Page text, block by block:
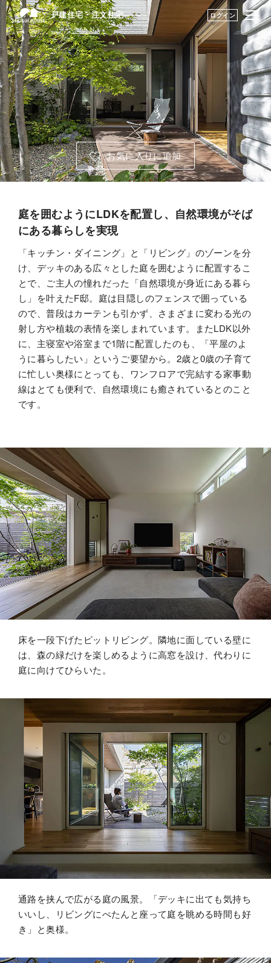
戸建住宅・注文住宅 ログイン
戸建住宅・注文住宅
はじめての家づくり
展示場・土地をさが
す
建築実例・アイデア
を見つける
構法・性能を知る
My STAGE
life knit design
カタログ・動画ライ
お問い合わせ
ご相談
建築実例・アイデアを見つける TOP
アーカイブ実例のアイデアを見る
暮らし方のアイデア
お気に入りに追加
庭を囲むようにLDKを配置し、自然環境がそば
にある暮らしを実現
「キッチン・ダイニング」と「リビング」のゾーンを分
け、デッキのある広々とした庭を囲むように配置するこ
とで、ご主人の憧れだった「自然環境が身近にある暮ら
し」を叶えたF邸。庭は目隠しのフェンスで囲っている
ので、普段はカーテンも引かず、さまざまに変わる光の
射し方や植栽の表情を楽しまれています。またLDK以外
に、主寝室や浴室まで1階に配置したのも、「平屋のよ
うに暮らしたい」というご要望から。2歳と0歳の子育て
に忙しい奥様にとっても、ワンフロアで完結する家事動
線はとても便利で、自然環境にも癒されているとのこと
です。
床を一段下げたピットリビング。隣地に面している壁に
は、森の緑だけを楽しめるように高窓を設け、代わりに
庭に向けてひらいた。
通路を挟んで広がる庭の風景。「デッキに出ても気持ち
いいし、リビングにぺたんと座って庭を眺める時間も好
き」と奥様。